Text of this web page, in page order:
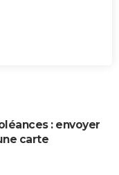
: envoyer
carte